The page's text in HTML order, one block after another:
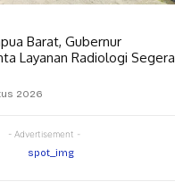
Barat, Gubernur
Layanan Radiologi Segera
2026
- Advertisement -